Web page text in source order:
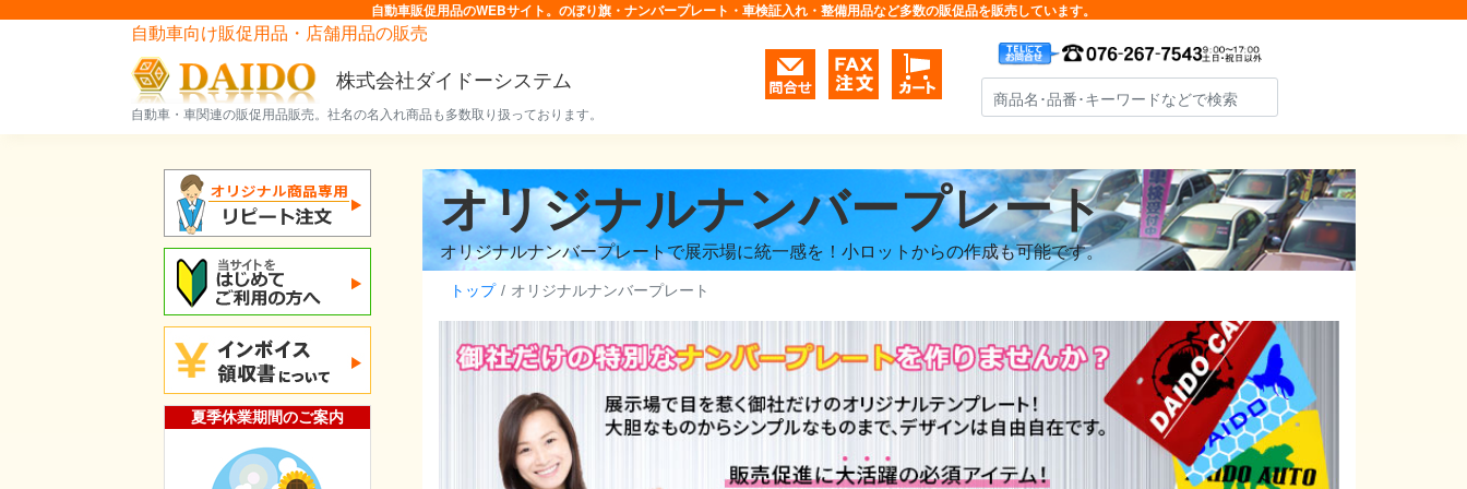
自動車販促用品のWEBサイト。のぼり旗・ナンバープレート・車検証入れ・整備用品など多数の販促品を販売しています。
自動車向け販促用品・店舗用品の販売
株式会社ダイドーシステム
自動車・車関連の販促用品販売。社名の名入れ商品も多数取り扱っております。
夏季休業期間のご案内
オリジナルナンバープレート
オリジナルナンバープレートで展示場に統一感を！小ロットからの作成も可能です。
トップ オリジナルナンバープレート